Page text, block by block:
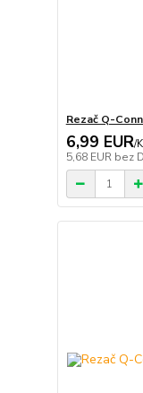
Rezač Q-
6,99 EUR/
5,68 EUR bez